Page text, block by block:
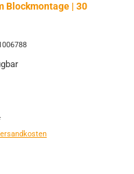
Blockmontage | 30